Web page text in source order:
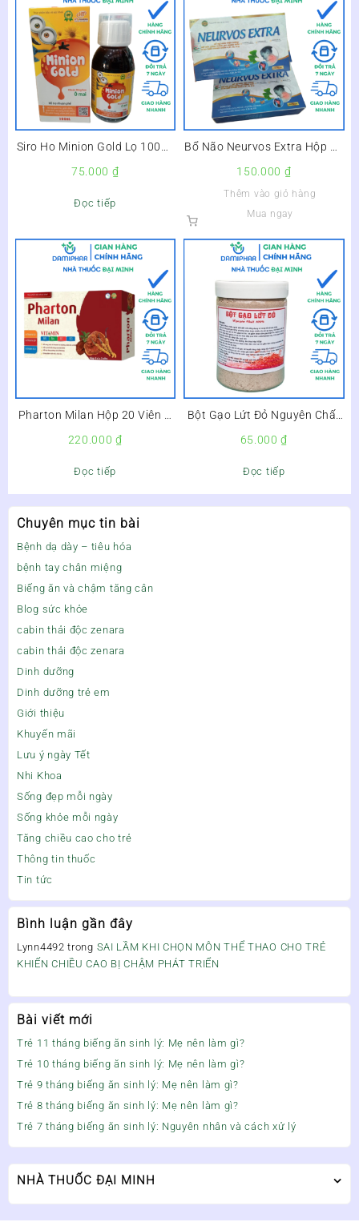
Chuyên mục tin bài
Bệnh dạ dày – tiêu hóa
bệnh tay chân miệng
Biếng ăn và chậm tăng cân
Blog sức khỏe
cabin thải độc zenara
cabin thải độc zenara
Dinh dưỡng
Dinh dưỡng trẻ em
Giới thiệu
Khuyến mãi
Lưu ý ngày Tết
Nhi Khoa
Sống đẹp mỗi ngày
Sống khỏe mỗi ngày
Tăng chiều cao cho trẻ
Thông tin thuốc
Tin tức
Bình luận gần đây
Lynn4492 trong SAI LẦM KHI CHỌN MÔN THỂ THAO CHO TRẺ
KHIẾN CHIỀU CAO BỊ CHẬM PHÁT TRIỂN
Bài viết mới
Trẻ 11 tháng biếng ăn sinh lý: Mẹ nên làm gì?
Trẻ 10 tháng biếng ăn sinh lý: Mẹ nên làm gì?
Trẻ 9 tháng biếng ăn sinh lý: Mẹ nên làm gì?
Trẻ 8 tháng biếng ăn sinh lý: Mẹ nên làm gì?
Trẻ 7 tháng biếng ăn sinh lý: Nguyên nhân và cách xử lý
Siro Ho Minion Gold Lọ 100ml
75.000 ₫
Đọc tiếp
Bổ Não Neurvos Extra Hộp 20
150.000 ₫
Thêm vào giỏ hàng
Mua ngay
Pharton Milan Hộp 20 Viên –
Bổ Sung Vitamin, Bồi Bổ Cơ
Thể, Tăng Cường Sức Đề
Kháng –
220.000₫
Đọc tiếp
Bột Gạo Lứt Đỏ Nguyên Chất
Lọ 500g –
65.000₫
Đọc tiếp
NHÀ THUỐC ĐẠI MINH